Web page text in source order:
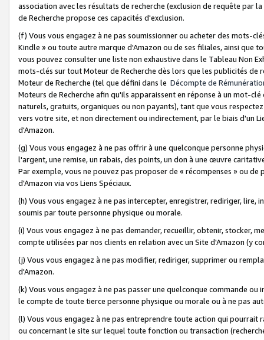
association avec les résultats de recherche (exclusion de requête
de Recherche propose ces capacités d'exclusion.
(f) Vous vous engagez à ne pas soumissionner ou acheter des mots-
Kindle » ou toute autre marque d'Amazon ou de ses filiales, ainsi que
vous pouvez consulter une liste non exhaustive dans le Tableau Non
mots-clés sur tout Moteur de Recherche dès lors que les publicités de
Moteur de Recherche (tel que défini dans le Décompte de
Moteurs de Recherche afin qu'ils apparaissent en réponse à un mot-
naturels, gratuits, organiques ou non payants), tant que vous
vers votre site, et non directement ou indirectement, par le biais d'un
d'Amazon.
(g) Vous vous engagez à ne pas offrir à une quelconque personne
l'argent, une remise, un rabais, des points, un don à une œuvre
Par exemple, vous ne pouvez pas proposer de « récompenses » ou
d'Amazon via vos Liens Spéciaux.
(h) Vous vous engagez à ne pas intercepter, enregistrer, rediriger,
soumis par toute personne physique ou morale.
(i) Vous vous engagez à ne pas demander, recueillir, obtenir, stocker,
compte utilisées par nos clients en relation avec un Site d'Amazon (y
(j) Vous vous engagez à ne pas modifier, rediriger, supprimer ou
d'Amazon.
(k) Vous vous engagez à ne pas passer une quelconque commande
le compte de toute tierce personne physique ou morale ou à ne pas
(l) Vous vous engagez à ne pas entreprendre toute action qui
ou concernant le site sur lequel toute fonction ou transaction